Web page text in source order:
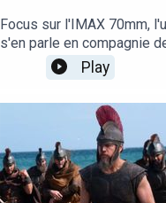
Focus sur l'IMAX 70mm,
s'en parle en compagnie
quart des entrées se fait
Cinémas Pathé.
Play